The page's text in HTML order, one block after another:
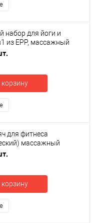
набор для йоги и
из EPP, массажный
ролл)+массажный мяч
(OF-0281)
корзину
для фитнеса
массажный
(MS 1971)
корзину